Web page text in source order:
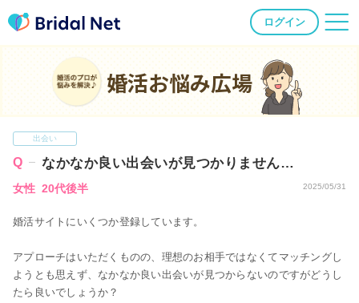
ログイン
婚活お悩み広場
出会い
なかなか良い出会いが見つかりません…
女性 20代後半 2025/05/31
婚活サイトにいくつか登録しています。
アプローチはいただくものの、理想のお相手ではなくてマッチングし
ようとも思えず、なかなか良い出会いが見つからないのですがどうし
たら良いでしょうか？